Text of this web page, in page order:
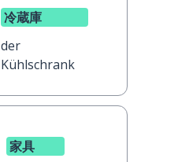
冷蔵庫
der
Kühlschrank
家具